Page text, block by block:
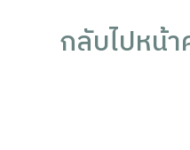
กลับไปหน้